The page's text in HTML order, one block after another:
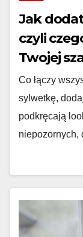
Jak
czyli
Twojej
Co łączy
sylwetkę,
podkręcają